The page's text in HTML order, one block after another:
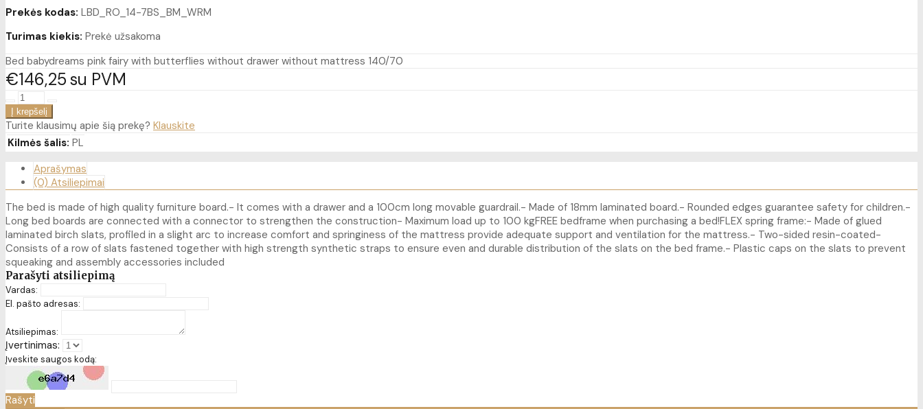
Prekės kodas: LBD_RO_14-7BS_BM_WRM
Turimas kiekis: Prekė užsakoma
Bed babydreams pink fairy with butterflies without drawer without mattress 140/70
€146 25su PVM
Turite klausimų apie šią prekę? Klauskite
Kilmės šalis: PL
Aprašymas
(0) Atsiliepimai
The bed is made of high quality furniture board.- It comes with a drawer and a 100cm long movable guardrail.- Made of 18mm laminated board.- Rounded edges guarantee safety for children.-
Long bed boards are connected with a connector to strengthen the construction- Maximum load up to 100 kgFREE bedframe when purchasing a bed!FLEX spring frame:- Made of glued
laminated birch slats, profiled in a slight arc to increase comfort and springiness of the mattress provide adequate support and ventilation for the mattress.- Two-sided resin-coated-
Consists of a row of slats fastened together with high strength synthetic straps to ensure even and durable distribution of the slats on the bed frame.- Plastic caps on the slats to prevent
squeaking and assembly accessories included
Parašyti atsiliepimą
Vardas:
El. pašto adresas:
Atsiliepimas:
Įvertinimas:
Įveskite saugos kodą:
Rašyti